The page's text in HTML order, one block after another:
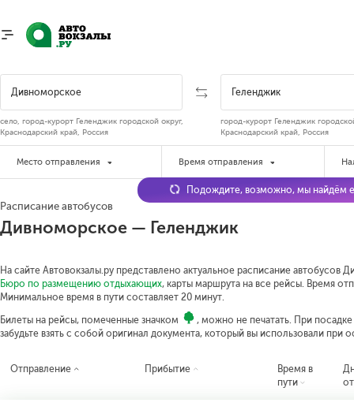
село, город-курорт Геленджик городской округ,
Краснодарский край, Россия
город-курорт Геленджик
Краснодарский край, Россия
Место отправления Время отправления
Расписание автобусов
Дивноморское — Геленджик
На сайте Автовокзалы.ру представлено актуальное расписание автобусов
Бюро по размещению отдыхающих, карты маршрута на все рейсы. Время
Минимальное время в пути составляет 20 минут.
Билеты на рейсы, помеченные значком
, можно не печатать. При
забудьте взять с собой оригинал документа, который вы использовали при
Подождите, возможно, мы найдём
Отправление Прибытие
Время в
пути